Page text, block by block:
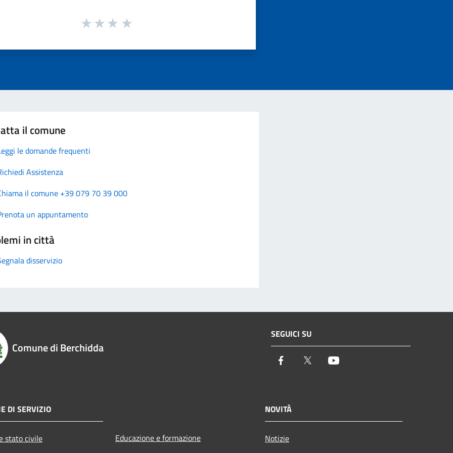
il comune
le domande frequenti
Assistenza
il comune +39 079 70 39 000
un appuntamento
in città
disservizio
Comune di Berchidda
SEGUICI SU
Facebook Twitter
DI SERVIZIO
stato civile
Educazione e formazione
NOVITÀ
Notizie